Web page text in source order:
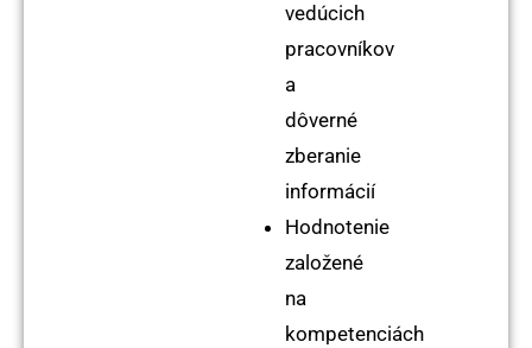
vedúcich
pracovníkov
a
dôverné
zberanie
informácií
Hodnotenie
založené
na
kompetenciách